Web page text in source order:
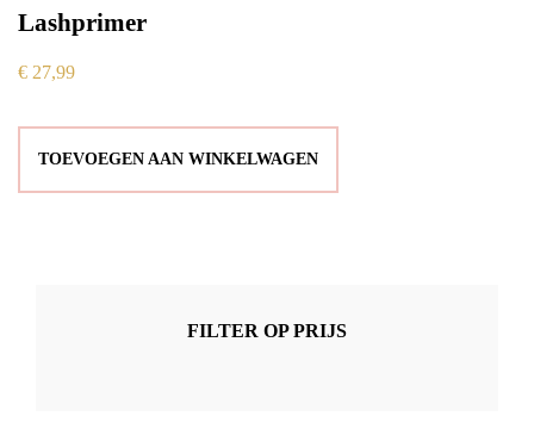
Lashprimer
€ 27,99
TOEVOEGEN AAN WINKELWAGEN
FILTER OP PRIJS